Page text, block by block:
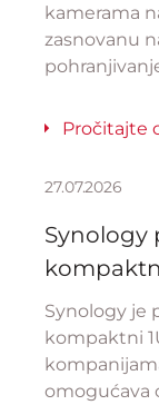
kamerama
zasnovanu
Pročitajte
27.07.2026
Synology
Synology je
kompaktni
omogućava